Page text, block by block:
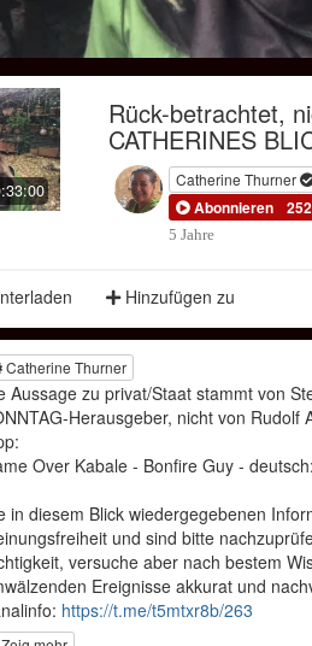
Rück-betrachtet,
CATHERINES
Catherine Thurner
Abonnieren 252
5 Jahre
Hinzufügen zu
Catherine Thurner
Aussage zu privat/Staat stammt von
Herausgeber, nicht von Rudolf
Over Kabale - Bonfire Guy - deutsch:
in diesem Blick wiedergegebenen
und sind bitte
versuche aber nach bestem
Ereignisse akkurat und
https://t.me/t5mtxr8b/263
Sendungen mit Catherine Thurner